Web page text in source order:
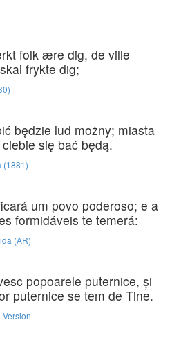
folk ære dig, de ville
frykte dig;
będzie lud możny; miasta
się bać będą.
(1881)
um povo poderoso; e a
formidáveis te temerá:
(AR)
popoarele puternice, şi
puternice se tem de Tine.